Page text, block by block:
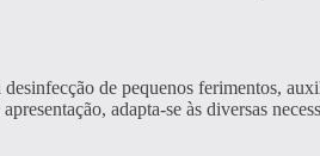
de pequenos ferimentos,
adapta-se às diversas